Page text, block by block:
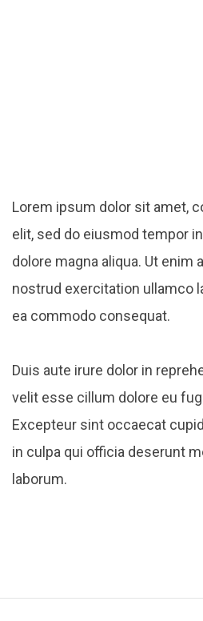
Lorem ipsum dolor sit amet,
elit, sed do eiusmod tempor
dolore magna aliqua. Ut enim
nostrud exercitation ullamco
ea commodo consequat.
Duis aute irure dolor in
velit esse cillum dolore eu
Excepteur sint occaecat
in culpa qui officia deserunt
laborum.